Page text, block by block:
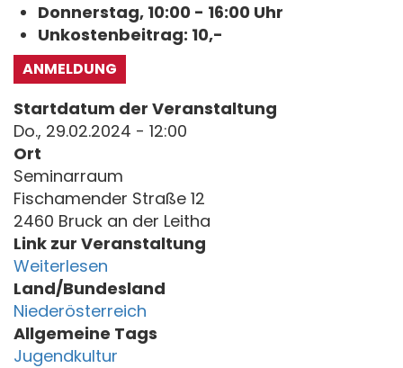
Donnerstag, 10:00 - 16:00 Uhr
Unkostenbeitrag: 10,-
ANMELDUNG
Startdatum der Veranstaltung
Do., 29.02.2024 - 12:00
Ort
Seminarraum
Fischamender Straße 12
2460 Bruck an der Leitha
Link zur Veranstaltung
Weiterlesen
Land/Bundesland
Niederösterreich
Allgemeine Tags
Jugendkultur